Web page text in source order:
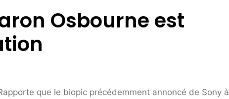
Osbourne est
que le biopic précédemment annoncé de Sony à